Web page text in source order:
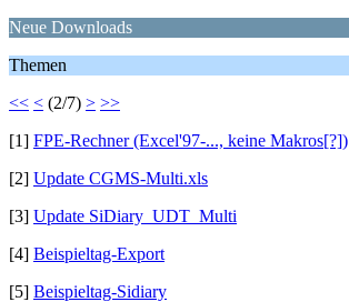
Neue Downloads
Themen
<< < (2/7) > >>
[1] FPE-Rechner (Excel'97-..., keine Makros[?])
[2] Update CGMS-Multi.xls
[3] Update SiDiary_UDT_Multi
[4] Beispieltag-Export
[5] Beispieltag-Sidiary